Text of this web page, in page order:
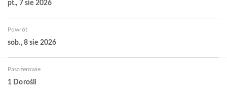
pt., 7 sie 2026
Powrót
sob., 8 sie 2026
Pasażerowie
1 Dorośli